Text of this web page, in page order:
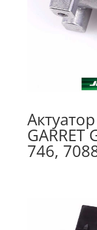
GARRET
746,